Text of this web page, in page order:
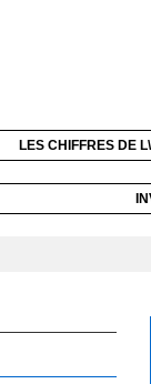
LES CHIFFRES DE